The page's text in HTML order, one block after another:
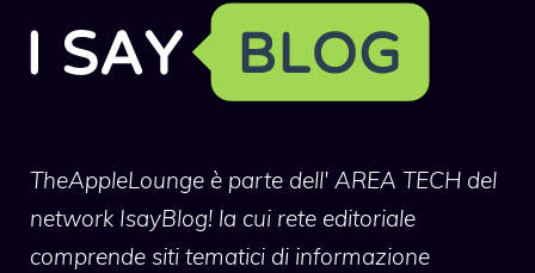
TheAppleLounge è parte dell' AREA TECH del
network IsayBlog! la cui rete editoriale
comprende siti tematici di informazione